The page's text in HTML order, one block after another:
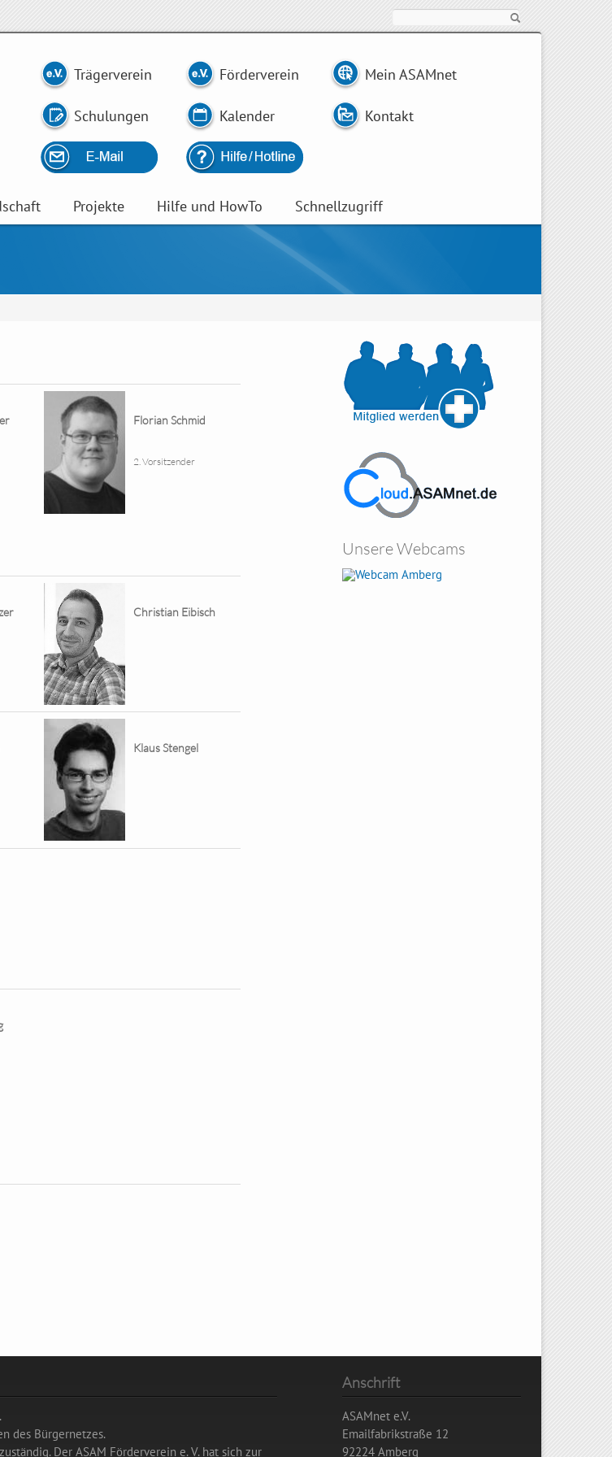
Trägerverein Förderverein Mein ASAMnet
Schulungen Kalender Kontakt
Projekte Hilfe und HowTo Schnellzugriff
Florian Schmid
2. Vorsitzender
Christian Eibisch
Klaus Stengel
Unsere Webcams
des Bürgernetzes.
Der ASAM Förderverein e. V. hat sich zur
Anschrift
ASAMnet e.V.
Emailfabrikstraße 12
92224 Amberg